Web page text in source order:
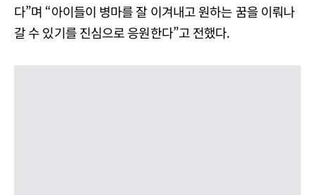
다”며 “아이들이 병마를 잘 이겨내고 원하는 꿈을 이뤄나
갈 수 있기를 진심으로 응원한다”고 전했다.